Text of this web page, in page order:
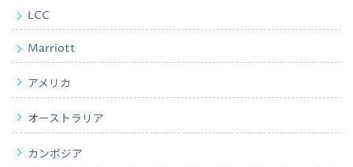
LCC
Marriott
アメリカ
オーストラリア
カンボジア